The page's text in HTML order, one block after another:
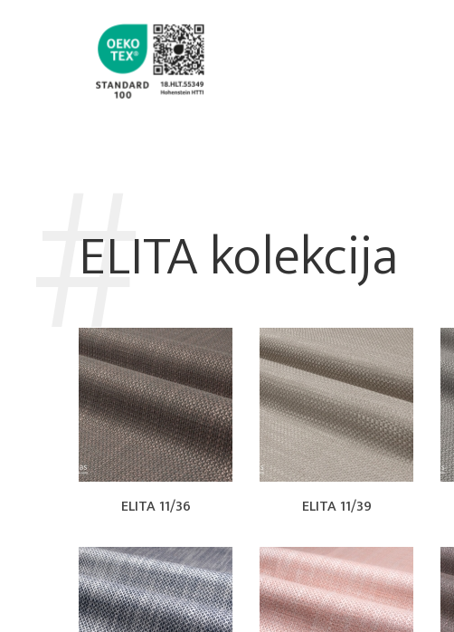
ELITA kolekcija
ELITA 11/36 ELITA 11/39